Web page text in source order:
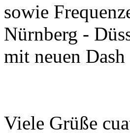
sowie
Nürnberg -
mit neuen
Viele Grüße